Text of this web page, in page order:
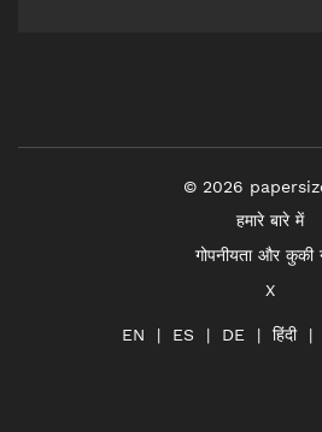
© 2026
हमारे बारे में
गोपनीयता और कुकी
X
EN ES DE हिंदी